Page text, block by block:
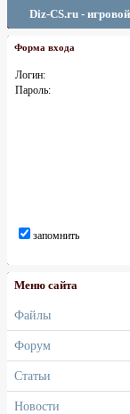
Diz-CS.ru -
Форма входа
Логин:
Пароль:
запомнить
Меню сайта
Файлы
Форум
Статьи
Новости